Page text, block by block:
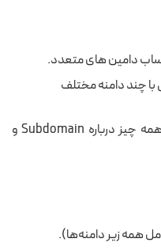
دامین های متعدد.
چند دامنه مختلف
؟ همه چیز درباره Subdomain و
همه زیر دامنه‌ها).